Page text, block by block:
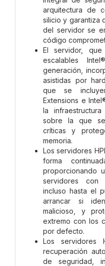
arquitectura de
silicio y garantiza
del servidor se
código
El servidor, que
escalables
generación,
asistidas por
que se
Extensions e
la
sobre la que se
críticas y
memoria.
Los servidores
forma
proporcionando
servidores con
incluso hasta el
arrancar si
malicioso, y
extremo con los
por defecto.
Los servidores
recuperación
de seguridad,